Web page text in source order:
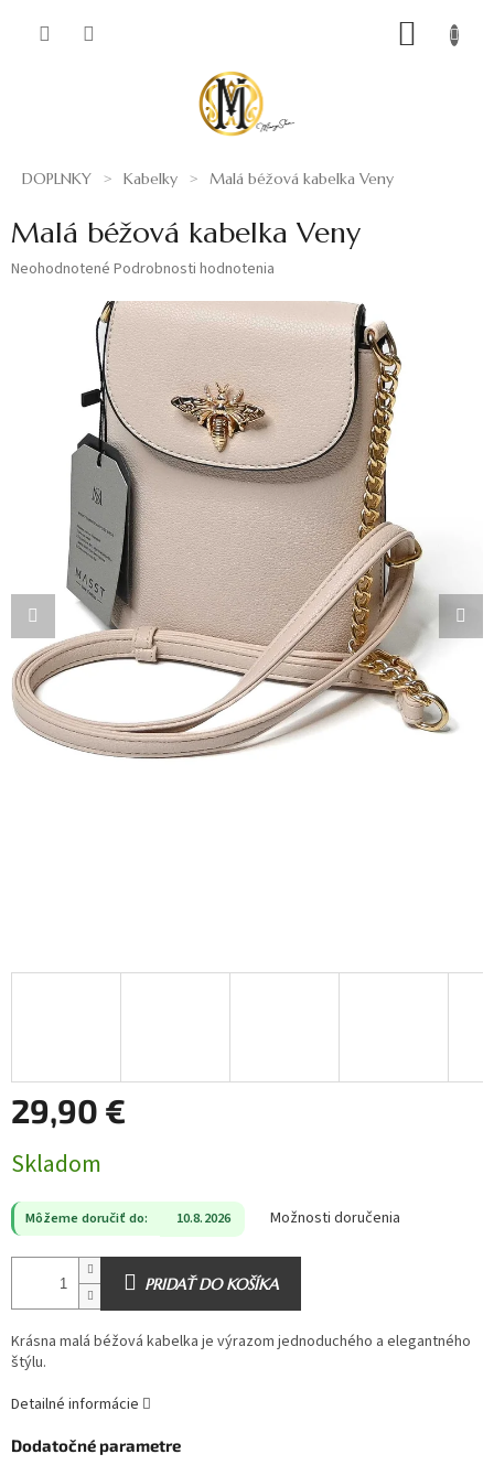
DOPLNKY Kabelky Malá béžová kabelka Veny
Malá béžová kabelka Veny
Priemerné
hviezdičiek.
Neohodnotené Podrobnosti hodnotenia
29,90 €
cena:
Skladom
Môžeme doručiť do: 10.8.2026 Možnosti doručenia
PRIDAŤ DO KOŠÍKA
Krásna malá béžová kabelka je výrazom jednoduchého a elegantného
štýlu.
Detailné informácie
Dodatočné parametre